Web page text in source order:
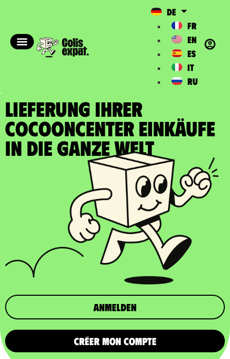
DE
FR
EN
ES
IT
RU
LIEFERUNG IHRER
COCOONCENTER EINKÄUFE
In die ganze Welt
Anmelden
CRÉER MON COMPTE